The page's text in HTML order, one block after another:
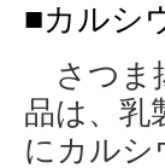
■カルシ
さつま
品は、乳
にカルシ